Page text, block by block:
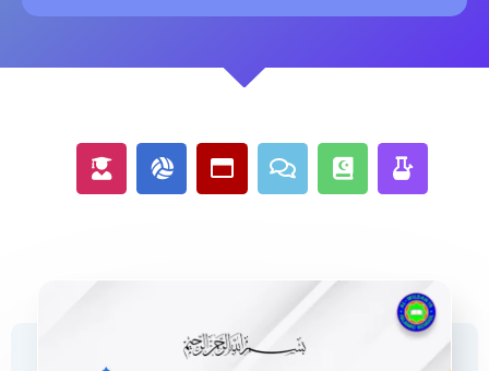
User-
graduate
Volleyball-
ball
Window-
maximize
Comments
QuranBong